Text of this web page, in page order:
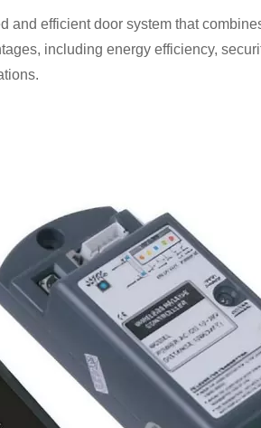
and efficient door system that
including energy efficiency,